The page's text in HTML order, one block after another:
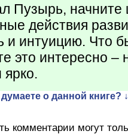
Пузырь, начните
действия
и интуицию. Что
это интересно
ярко.
о данной книге? ↓
комментарии могут